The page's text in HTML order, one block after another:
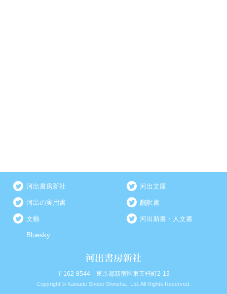
河出書房新社 河出文庫
河出の実用書 翻訳書
文藝 河出新書・人文書
Bluesky
〒162-8544 東京都新宿区東五軒町2-13
Copyright © Kawade Shobo Shinsha., Ltd. All Rights Reserved.